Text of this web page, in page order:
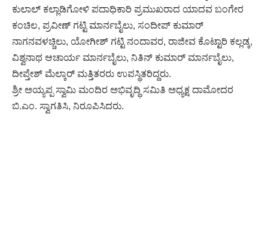
ಕುಲಾಲ್ ಕಲ್ಲಾಡಿಗೋಳಿ ಪದಾಧಿಕಾರಿ ಪ್ರಮುಖರಾದ ಯಾದವ ಬಂಗೇರ
ಕಂಚಿಲ, ಪ್ರವೀಣ್ ಗಟ್ಟಿ ಮಾರ್ನಬೈಲು, ಸಂದೀಪ್ ಕುಮಾರ್
ನಾಗನವಳಚ್ಚಿಲು, ಯೋಗೀಶ್ ಗಟ್ಟಿ ನಂದಾವರ, ರಾಜೀವ ಕೊಟ್ಟಾರಿ ಕಲ್ಲಡ್ಕ,
ವಿಶ್ವನಾಥ ಆಚಾರ್ಯ ಮಾರ್ನಬೈಲು, ನಿತಿನ್ ಕುಮಾರ್ ಮಾರ್ನಬೈಲು,
ದೀಪ್ತೇಶ್ ಮೆಲ್ಕಾರ್ ಮತ್ತಿತರರು ಉಪಸ್ಥಿತರಿದ್ದರು.
ಶ್ರೀ ಅಯ್ಯಪ್ಪ ಸ್ವಾಮಿ ಮಂದಿರ ಅಭಿವೃದ್ಧಿ ಸಮಿತಿ ಅಧ್ಯಕ್ಷ ದಾಮೋದರ
ಬಿ.ಎಂ. ಸ್ವಾಗತಿಸಿ, ನಿರೂಪಿಸಿದರು.